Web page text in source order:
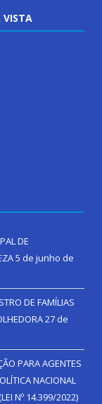
VISTA
DE
5 de junho de
DE FAMÍLIAS
27 de
PARA AGENTES
NACIONAL
Nº 14.399/2022)